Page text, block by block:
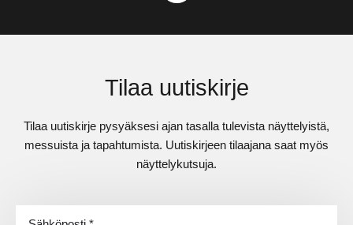
Tilaa uutiskirje
Tilaa uutiskirje pysyäksesi ajan tasalla tulevista näyttelyistä,
messuista ja tapahtumista. Uutiskirjeen tilaajana saat myös
näyttelykutsuja.